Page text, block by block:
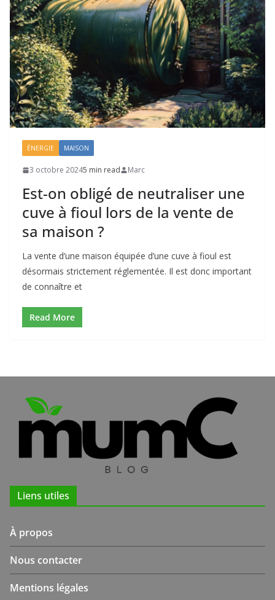
ÉNERGIE MAISON
3 octobre 20245 min read Marc
Est-on obligé de neutraliser une
cuve à fioul lors de la vente de
sa maison ?
La vente d’une maison équipée d’une cuve à fioul est
désormais strictement réglementée. Il est donc important
de connaître et
Read More
Liens utiles
À propos
Nous contacter
Mentions légales